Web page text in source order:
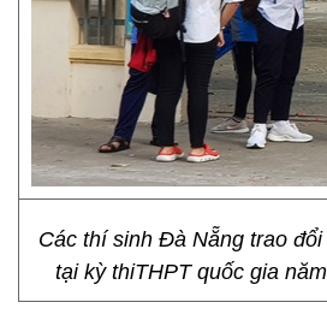
Các thí sinh Đà Nẵng trao
tại kỳ thiTHPT quốc gia